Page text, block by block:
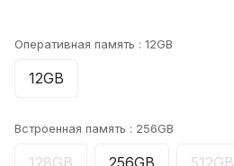
Оперативная память : 12GB
12GB
Встроенная память : 256GB
128GB 256GB 512GB